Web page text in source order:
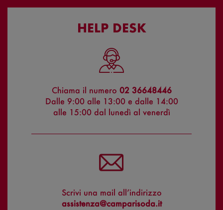
HELP DESK
Chiama il numero 02 36648446
Dalle 9:00 alle 13:00 e dalle 14:00
alle 15:00 dal lunedì al venerdì
Scrivi una mail all’indirizzo
assistenza@camparisoda.it